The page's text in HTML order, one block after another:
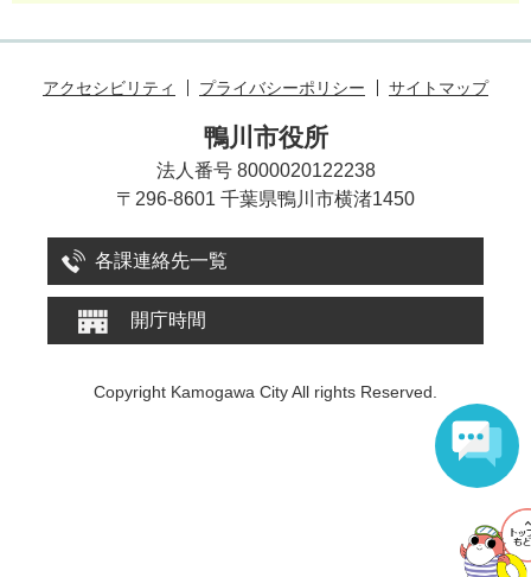
アクセシビリティ プライバシーポリシー サイトマップ
鴨川市役所
法人番号 8000020122238
〒296-8601 千葉県鴨川市横渚1450
各課連絡先一覧
開庁時間
Copyright Kamogawa City All rights Reserved.